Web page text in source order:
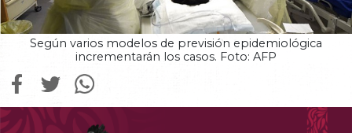
Según varios modelos de previsión epidemiológica
incrementarán los casos. Foto: AFP